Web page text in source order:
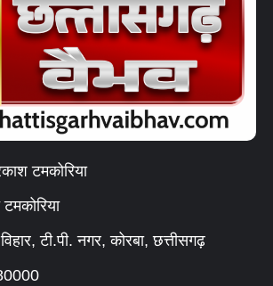
टमकोरिया
टी.पी. नगर, कोरबा, छत्तीसगढ़